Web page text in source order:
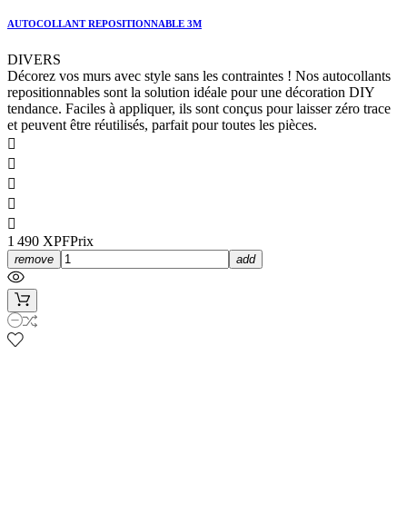
AUTOCOLLANT REPOSITIONNABLE 3M
DIVERS
Décorez vos murs avec style sans les contraintes ! Nos autocollants
repositionnables sont la solution idéale pour une décoration DIY
tendance. Faciles à appliquer, ils sont conçus pour laisser zéro trace
et peuvent être réutilisés, parfait pour toutes les pièces.





1 490 XPFPrix
remove add